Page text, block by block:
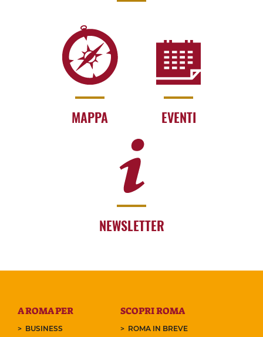
MAPPA EVENTI
NEWSLETTER
A ROMA PER
BUSINESS
SCOPRI ROMA
ROMA IN BREVE